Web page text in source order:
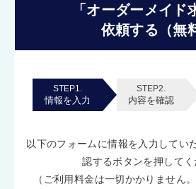
「オーダーメイド
依頼する（無
STEP1.
情報を入力
STEP2.
内容を確認
以下のフォームに情報を入力してい
認するボタンを押してく
（ご利用料金は一切かかりません